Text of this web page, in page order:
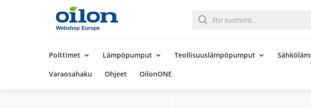
search
Polttimet Lämpöpumput Teollisuuslämpöpumput
Varaosahaku Ohjeet OilonONE